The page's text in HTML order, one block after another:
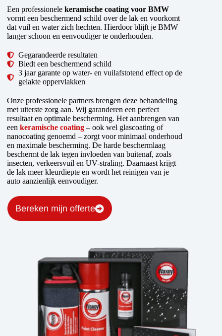
Een professionele keramische coating voor BMW
vormt een beschermend schild over de lak en voorkomt
dat vuil en water zich hechten. Hierdoor blijft je BMW
langer schoon en eenvoudiger te onderhouden.
Gegarandeerde resultaten
Biedt een beschermend schild
3 jaar garante op water- en vuilafstotend effect op de
gelakte oppervlakken
Onze professionele partners brengen deze behandeling
met uiterste zorg aan. Wij garanderen een perfect
resultaat en optimale bescherming. Het aanbrengen van
een keramische coating – ook wel glascoating of
nanocoating genoemd – zorgt voor minimaal onderhoud
en maximale bescherming. De harde beschermlaag
beschermt de lak tegen invloeden van buitenaf, zoals
insecten, verkeersvuil en UV-straling. Daarnaast krijgt
de lak meer kleurdiepte en wordt het reinigen van je
auto aanzienlijk eenvoudiger.
Bereken mijn offerte